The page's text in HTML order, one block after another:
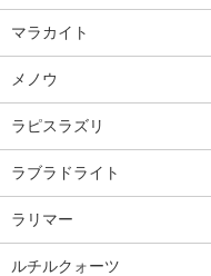
マラカイト
メノウ
ラピスラズリ
ラブラドライト
ラリマー
ルチルクォーツ